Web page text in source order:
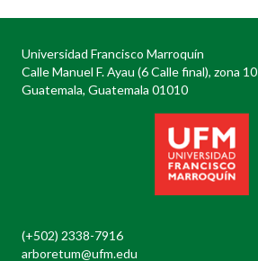
Universidad Francisco Marroquín
Calle Manuel F. Ayau (6 Calle final), zona 10
Guatemala, Guatemala 01010
(+502) 2338-7916
arboretum@ufm.edu